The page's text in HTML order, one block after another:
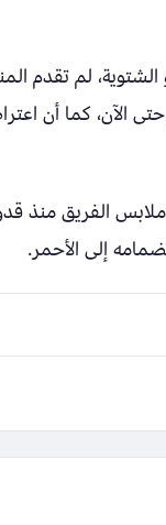
لم تقدم
الآن، كما أن
الفريق منذ
إلى الأحمر.